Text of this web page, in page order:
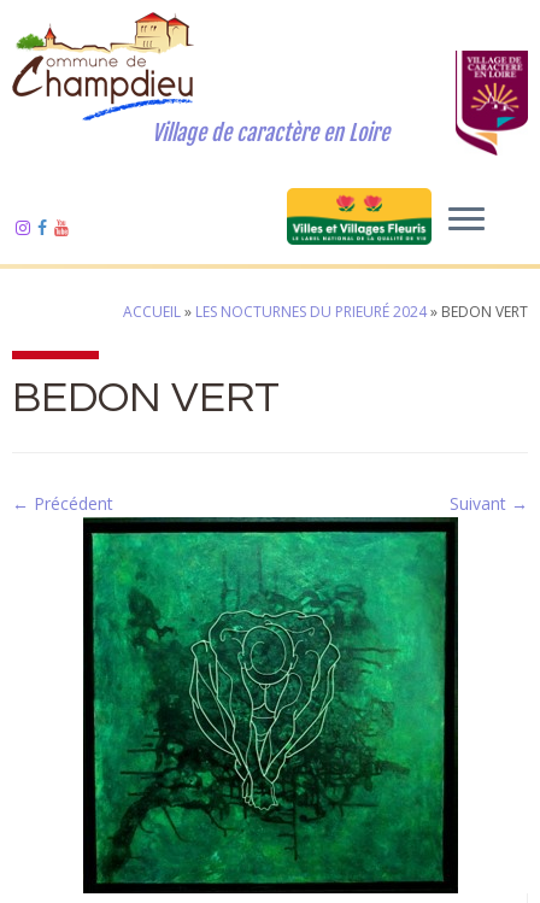
Village de caractère en Loire
ACCUEIL» LES NOCTURNES DU PRIEURÉ 2024» BEDON VERT
BEDON VERT
← Précédent Suivant →